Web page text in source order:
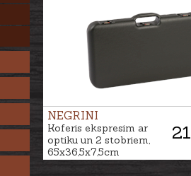
NEGRINI
Koferis ekspresim ar
optiku un 2 stobriem,
65x36,5x7,5cm